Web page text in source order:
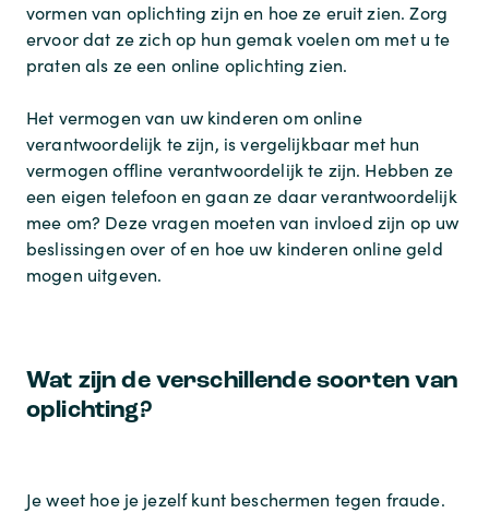
vormen van oplichting zijn en hoe ze eruit zien. Zorg
ervoor dat ze zich op hun gemak voelen om met u te
praten als ze een online oplichting zien.
Het vermogen van uw kinderen om online
verantwoordelijk te zijn, is vergelijkbaar met hun
vermogen offline verantwoordelijk te zijn. Hebben ze
een eigen telefoon en gaan ze daar verantwoordelijk
mee om? Deze vragen moeten van invloed zijn op uw
beslissingen over of en hoe uw kinderen online geld
mogen uitgeven.
Wat zijn de verschillende soorten van
oplichting?
Je weet hoe je jezelf kunt beschermen tegen fraude.